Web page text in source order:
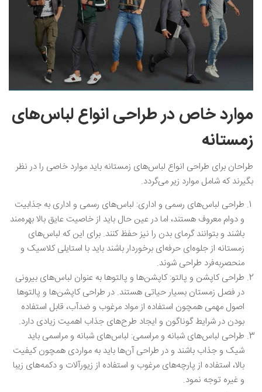
موارد خاص در طراحی انواع لباس‌های
زمستانه
طراحان برای طراحی انواع لباس‌های زمستانه باید موارد خاصی را در نظر
بگیرند که شامل موارد زیر می‌گردد.
طراحی لباس‌های رسمی و اداری: لباس‌های رسمی و اداری به جذابیت
و دوام معروف هستند، اما در عین حال باید از خاصیت عایق بالا بهره‌مند
باشند و بتوانند گرمای بدن را نیز حفظ کنند. برای این که لباس‌های
زمستانه از جلوه‌ای حرفه‌ای برخوردار باشند باید با استایلی کلاسیک و
منحصربه‌فرد طراحی شوند.
طراحی کاپشن و پالتو: کاپشن‌ها و پالتوها به عنوان لباس‌های بیرونی
در فصل زمستان بسیار حیاتی هستند. در طراحی کاپشن‌ها و پالتوها
اصول مهمی همچون استفاده از مواد مرغوب و ضدآب، قابل استفاده
بودن در شرایط گوناگون و ایجاد طرح‌های جذاب اهمیت زیادی دارد.
طراحی لباس‌های شبانه و مراسمی‌: لباس‌های شبانه و مراسمی باید
شیک و جذاب باشند و در طراحی آن‌ها باید به مواردی همچون کیفیت
بالا، استفاده از پارچه‌های مرغوب و استفاده از زیورآلات و دکمه‌های زیبا
و غیره توجه نمود.